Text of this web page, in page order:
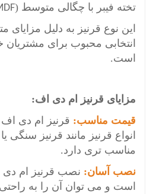
تخته فیبر با چگالی متوسط (
این نوع قرنیز به دلیل مزایای
انتخابی محبوب برای مشتریان
است.
مزایای قرنیز ام دی اف:
قیمت مناسب: قرنیز ام دی اف
انواع قرنیز مانند قرنیز سنگی
مناسب تری دارد.
نصب آسان: نصب قرنیز ام دی
است و می توان آن را به